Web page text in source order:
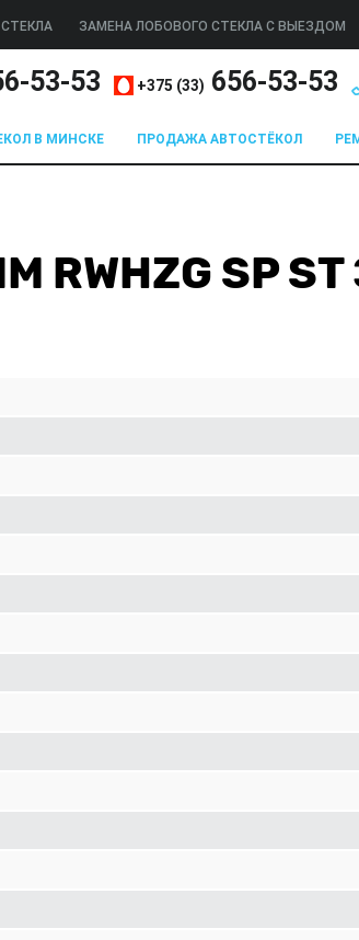
ЗАМЕНА ЛОБОВОГО СТЕКЛА С ВЫЕЗДОМ
53-53 +375 (33) 656-53-53
В МИНСКЕ ПРОДАЖА АВТОСТЁКОЛ
RWHZG SP